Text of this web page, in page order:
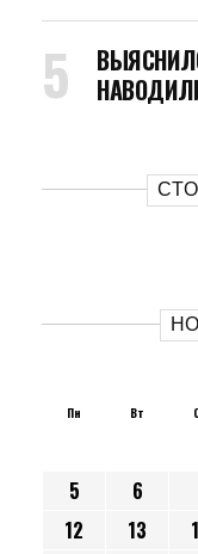
Пн Вт
5
6
12
13